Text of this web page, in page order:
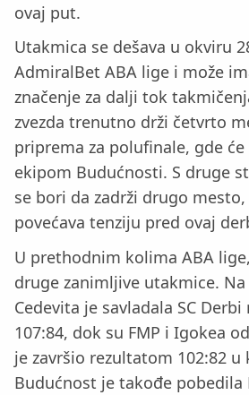
ovaj put.
Utakmica se dešava u okviru
AdmiralBet ABA lige i može
značenje za dalji tok
zvezda trenutno drži četvrto
priprema za polufinale, gde
ekipom Budućnosti. S druge
se bori da zadrži drugo
povećava tenziju pred ovaj
U prethodnim kolima ABA
druge zanimljive utakmice. Na
Cedevita je savladala SC
107:84, dok su FMP i Igokea
je završio rezultatom 102:82
Budućnost je takođe pobedila